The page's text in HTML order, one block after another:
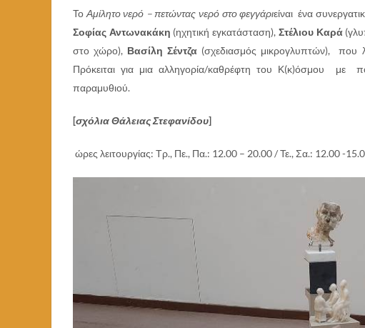
Το Αμίλητο νερό – πετώντας νερό στο φεγγάριείναι ένα
Σοφίας Αντωνακάκη (ηχητική εγκατάσταση), Στέλιου Καρά
στο χώρο), Βασίλη Σέντζα (σχεδιασμός μικρογλυπτών), που
Πρόκειται για μια αλληγορία/καθρέφτη του Κ(κ)όσμου με
παραμυθιού.
[σχόλια Θάλειας Στεφανίδου]
ώρες λειτουργίας: Τρ., Πε., Πα.: 12.00 – 20.00 / Τε., Σα.: 12.00 -